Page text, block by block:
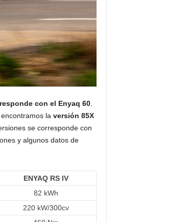
con el Enyaq 60.
la versión 85X
se corresponde con
y algunos datos de
ENYAQ RS IV
82 kWh
220 kW/300cv